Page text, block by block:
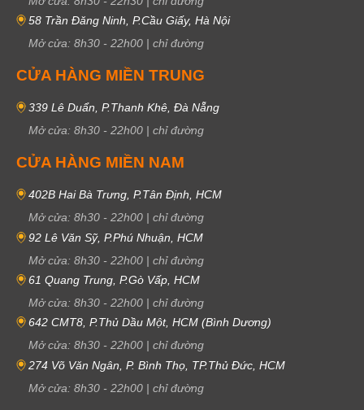
58 Trần Đăng Ninh, P.Cầu Giấy, Hà Nội
Mở cửa: 8h30 - 22h00 | chỉ đường
CỬA HÀNG MIỀN TRUNG
339 Lê Duẩn, P.Thanh Khê, Đà Nẵng
Mở cửa: 8h30 - 22h00 | chỉ đường
CỬA HÀNG MIỀN NAM
402B Hai Bà Trưng, P.Tân Định, HCM
Mở cửa: 8h30 - 22h00 | chỉ đường
92 Lê Văn Sỹ, P.Phú Nhuận, HCM
Mở cửa: 8h30 - 22h00 | chỉ đường
61 Quang Trung, P.Gò Vấp, HCM
Mở cửa: 8h30 - 22h00 | chỉ đường
642 CMT8, P.Thủ Dầu Một, HCM (Bình Dương)
Mở cửa: 8h30 - 22h00 | chỉ đường
274 Võ Văn Ngân, P. Bình Thọ, TP.Thủ Đức, HCM
Mở cửa: 8h30 - 22h00 | chỉ đường